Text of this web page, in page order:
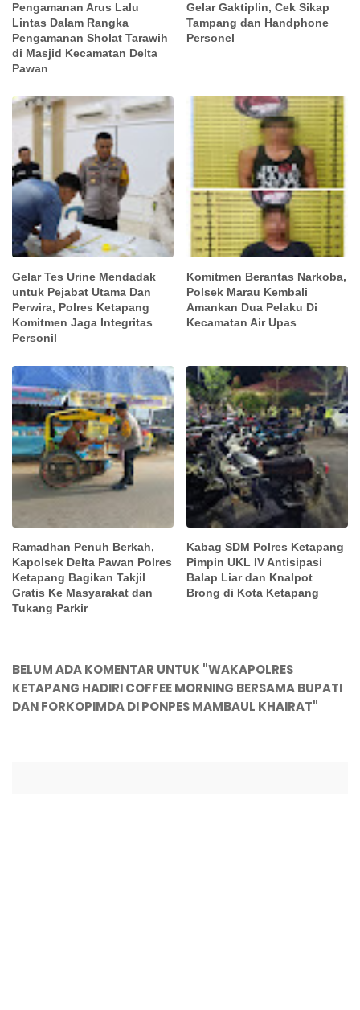
Pengamanan Arus Lalu
Lintas Dalam Rangka
Pengamanan Sholat Tarawih
di Masjid Kecamatan Delta
Pawan
Gelar Gaktiplin, Cek Sikap
Tampang dan Handphone
Personel
Gelar Tes Urine Mendadak
untuk Pejabat Utama Dan
Perwira, Polres Ketapang
Komitmen Jaga Integritas
Personil
Komitmen Berantas Narkoba,
Polsek Marau Kembali
Amankan Dua Pelaku Di
Kecamatan Air Upas
Ramadhan Penuh Berkah,
Kapolsek Delta Pawan Polres
Ketapang Bagikan Takjil
Gratis Ke Masyarakat dan
Tukang Parkir
Kabag SDM Polres Ketapang
Pimpin UKL IV Antisipasi
Balap Liar dan Knalpot
Brong di Kota Ketapang
BELUM ADA KOMENTAR UNTUK "WAKAPOLRES
KETAPANG HADIRI COFFEE MORNING BERSAMA BUPATI
DAN FORKOPIMDA DI PONPES MAMBAUL KHAIRAT"